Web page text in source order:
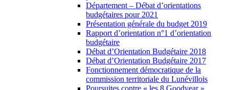
Département – Débat d’orientations
budgétaires pour 2021
Présentation générale du budget 2019
Rapport d’orientation n°1 d’orientation
budgétaire
Débat d’Orientation Budgétaire 2018
Débat d’Orientation Budgétaire 2017
Fonctionnement démocratique de la
commission territoriale du Lunévillois
Poursuites contre « les 8 Goodyear »